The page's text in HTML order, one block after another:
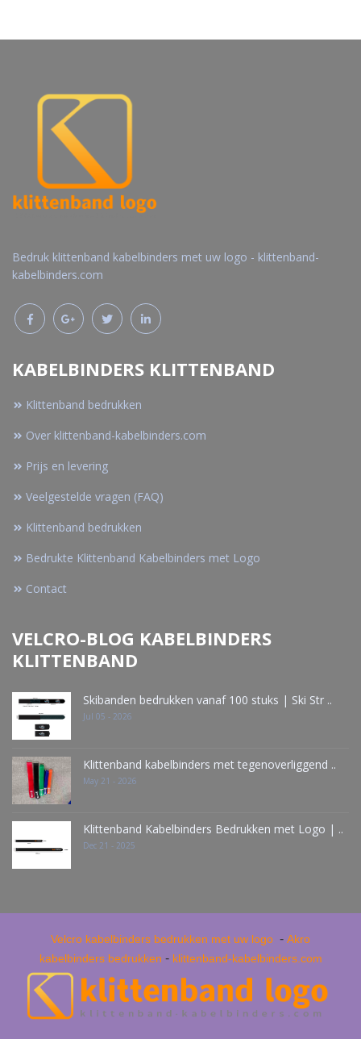
Bedruk klittenband kabelbinders met uw logo - klittenband-
kabelbinders.com
KABELBINDERS KLITTENBAND
Klittenband bedrukken
Over klittenband-kabelbinders.com
Prijs en levering
Veelgestelde vragen (FAQ)
Klittenband bedrukken
Bedrukte Klittenband Kabelbinders met Logo
Contact
VELCRO-BLOG KABELBINDERS
KLITTENBAND
Skibanden bedrukken vanaf 100 stuks | Ski Str ..
Jul 05 - 2026
Klittenband kabelbinders met tegenoverliggend ..
May 21 - 2026
Klittenband Kabelbinders Bedrukken met Logo | ..
Dec 21 - 2025
Velcro kabelbinders bedrukken met uw logo - Akro
kabelbinders bedrukken - klittenband-kabelbinders.com